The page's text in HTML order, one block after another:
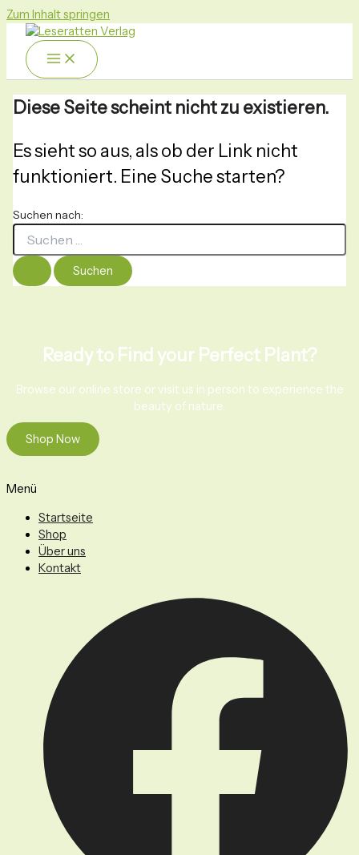
Zum Inhalt springen
Diese Seite scheint nicht zu existieren.
Es sieht so aus, als ob der Link nicht
funktioniert. Eine Suche starten?
Suchen nach:
Ready to Find your Perfect Plant?
Browse our online store or visit us in person to experience the
beauty of nature.
Shop Now
Menü
Startseite
Shop
Über uns
Kontakt